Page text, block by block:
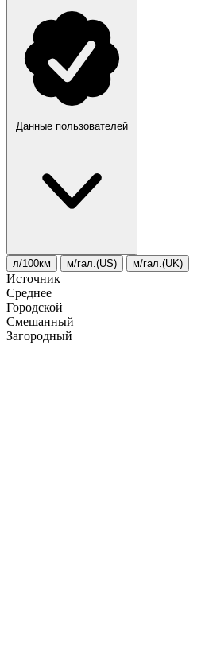
Данные пользователей
л/100км м/гал.(US) м/гал.(UK)
Источник
Среднее
Городской
Смешанный
Загородный